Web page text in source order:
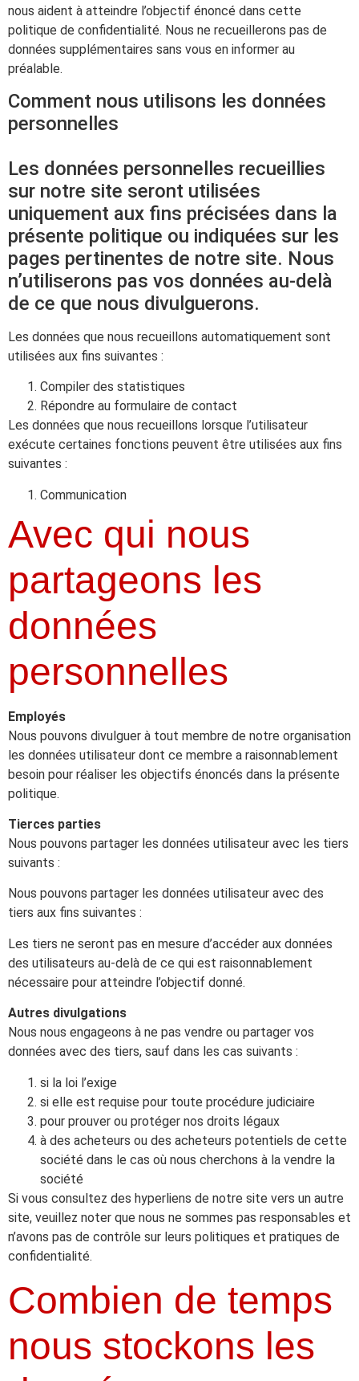
nous aident à atteindre l’objectif énoncé dans cette
politique de confidentialité. Nous ne recueillerons pas de
données supplémentaires sans vous en informer au
préalable.
Comment nous utilisons les données
personnelles
Les données personnelles recueillies
sur notre site seront utilisées
uniquement aux fins précisées dans la
présente politique ou indiquées sur les
pages pertinentes de notre site. Nous
n’utiliserons pas vos données au-delà
de ce que nous divulguerons.
Les données que nous recueillons automatiquement sont
utilisées aux fins suivantes :
Compiler des statistiques
Répondre au formulaire de contact
Les données que nous recueillons lorsque l’utilisateur
exécute certaines fonctions peuvent être utilisées aux fins
suivantes :
Communication
Avec qui nous
partageons les
données
personnelles
Employés
Nous pouvons divulguer à tout membre de notre organisation
les données utilisateur dont ce membre a raisonnablement
besoin pour réaliser les objectifs énoncés dans la présente
politique.
Tierces parties
Nous pouvons partager les données utilisateur avec les tiers
suivants :
Nous pouvons partager les données utilisateur avec des
tiers aux fins suivantes :
Les tiers ne seront pas en mesure d’accéder aux données
des utilisateurs au-delà de ce qui est raisonnablement
nécessaire pour atteindre l’objectif donné.
Autres divulgations
Nous nous engageons à ne pas vendre ou partager vos
données avec des tiers, sauf dans les cas suivants :
si la loi l’exige
si elle est requise pour toute procédure judiciaire
pour prouver ou protéger nos droits légaux
à des acheteurs ou des acheteurs potentiels de cette
société dans le cas où nous cherchons à la vendre la
société
Si vous consultez des hyperliens de notre site vers un autre
site, veuillez noter que nous ne sommes pas responsables et
n’avons pas de contrôle sur leurs politiques et pratiques de
confidentialité.
Combien de temps
nous stockons les